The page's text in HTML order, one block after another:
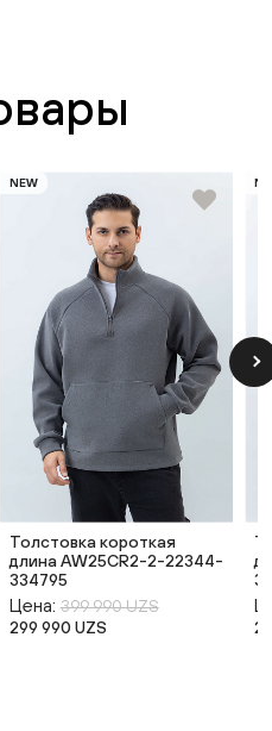
NEW
Толстовка короткая
длина AW25CR2-2-22344-
334795
Цена: 399 990 UZS
299 990 UZS